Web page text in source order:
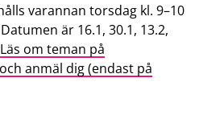
varannan torsdag kl. 9–10
är 16.1, 30.1, 13.2,
Läs om teman på
anmäl dig (endast på